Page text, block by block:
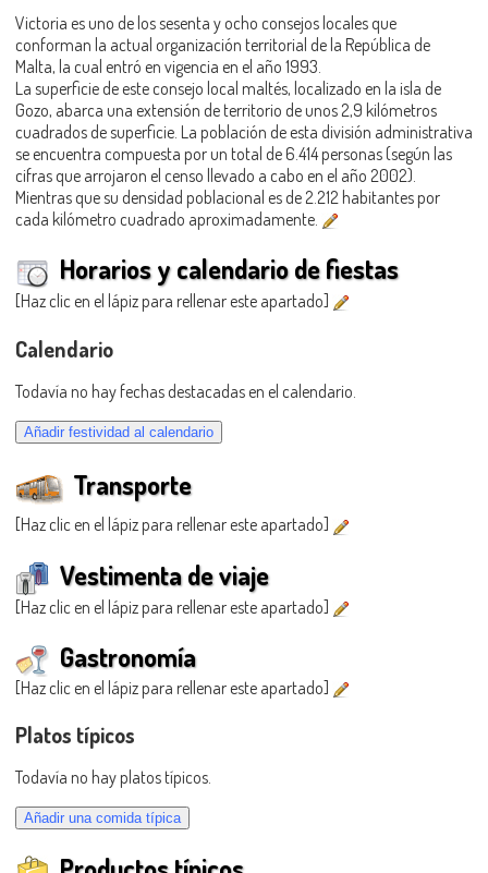
Victoria es uno de los sesenta y ocho consejos locales que
conforman la actual organización territorial de la República de
Malta, la cual entró en vigencia en el año 1993.
La superficie de este consejo local maltés, localizado en la isla de
Gozo, abarca una extensión de territorio de unos 2,9 kilómetros
cuadrados de superficie. La población de esta división administrativa
se encuentra compuesta por un total de 6.414 personas (según las
cifras que arrojaron el censo llevado a cabo en el año 2002).
Mientras que su densidad poblacional es de 2.212 habitantes por
cada kilómetro cuadrado aproximadamente.
Horarios y calendario de fiestas
[Haz clic en el lápiz para rellenar este apartado]
Calendario
Todavía no hay fechas destacadas en el calendario.
Transporte
[Haz clic en el lápiz para rellenar este apartado]
Vestimenta de viaje
[Haz clic en el lápiz para rellenar este apartado]
Gastronomía
[Haz clic en el lápiz para rellenar este apartado]
Platos típicos
Todavía no hay platos típicos.